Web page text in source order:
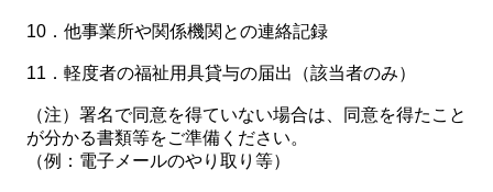
10．他事業所や関係機関との連絡記録
11．軽度者の福祉用具貸与の届出（該当者のみ）
（注）署名で同意を得ていない場合は、同意を得たこと
が分かる書類等をご準備ください。
（例：電子メールのやり取り等）